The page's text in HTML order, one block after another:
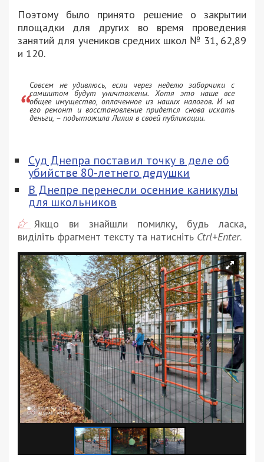
Поэтому было принято решение о закрытии
площадки для других во время проведения
занятий для учеников средних школ № 31, 62,89
и 120.
Совсем не удивлюсь, если через неделю заборчики с
самшитом будут уничтожены. Хотя это наше все
общее имущество, оплаченное из наших налогов. И на
его ремонт и восстановление придется снова искать
деньги, – подытожила Лилия в своей публикации.
Суд Днепра поставил точку в деле об
убийстве 80-летнего дедушки
В Днепре перенесли осенние каникулы
для школьников
Якщо ви знайшли помилку, будь ласка,
виділіть фрагмент тексту та натисніть Ctrl+Enter.